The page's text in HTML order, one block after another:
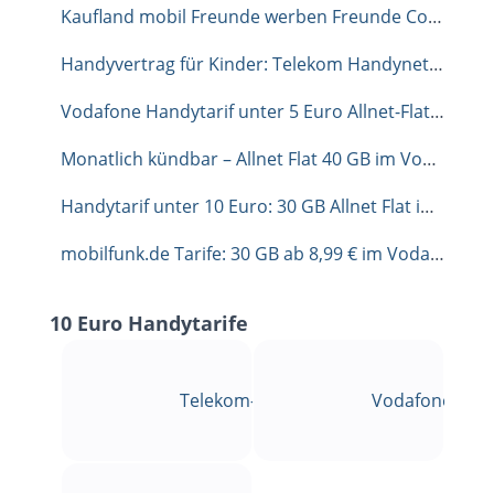
Kaufland mobil Freunde werben Freunde Code: Dauerhaft 1 GB extra sichern
Handyvertrag für Kinder: Telekom Handynetz unverbindlich testen mit congstar
Vodafone Handytarif unter 5 Euro Allnet-Flat mit 35 GB
Monatlich kündbar – Allnet Flat 40 GB im Vodafone-Netz für 9,99 €
Handytarif unter 10 Euro: 30 GB Allnet Flat im Telekom Netz für 9,99 €
mobilfunk.de Tarife: 30 GB ab 8,99 € im Vodafone- oder Telekom-Netz (0 € Anschluss)
10 Euro Handytarife
Telekom-Netz Vodafone-Netz